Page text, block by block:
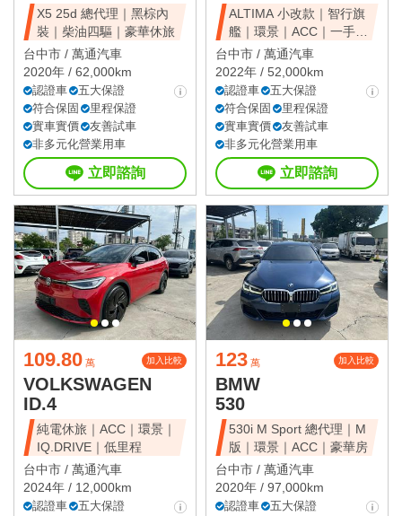
X5 25d 總代理｜黑棕內
裝｜柴油四驅｜豪華休旅
台中市 / 萬通汽車
2020年 / 62,000km
認證車
五大保證
符合保固
里程保證
實車實價
友善試車
非多元化營業用車
立即諮詢
ALTIMA 小改款｜智行旗
艦｜環景｜ACC｜一手美
車
台中市 / 萬通汽車
2022年 / 52,000km
認證車
五大保證
符合保固
里程保證
實車實價
友善試車
非多元化營業用車
立即諮詢
109.80 萬 加入比較
VOLKSWAGEN
ID.4
純電休旅｜ACC｜環景｜
IQ.DRIVE｜低里程
台中市 / 萬通汽車
2024年 / 12,000km
認證車
五大保證
123 萬 加入比較
BMW
530
530i M Sport 總代理｜M
版｜環景｜ACC｜豪華房
台中市 / 萬通汽車
2020年 / 97,000km
認證車
五大保證